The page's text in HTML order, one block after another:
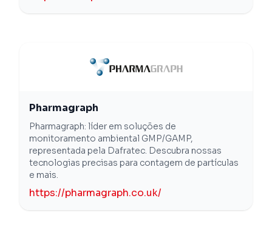
Pharmagraph
Pharmagraph: líder em soluções de
monitoramento ambiental GMP/GAMP,
representada pela Dafratec. Descubra nossas
tecnologias precisas para contagem de partículas
e mais.
https://pharmagraph.co.uk/